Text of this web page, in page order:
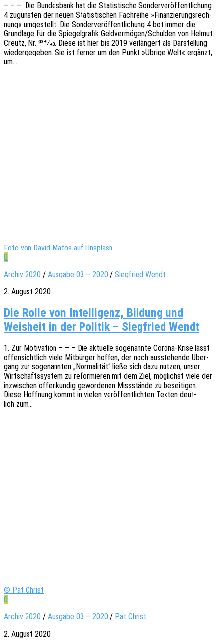
– – – Die Bundes­bank hat die Statis­ti­sche Sonder­ver­öf­fent­li­chung
4 zuguns­ten der neuen Statis­ti­schen Fach­rei­he »Finan­zie­rungs­rech­
nung« umge­stellt. Die Sonder­ver­öf­fent­li­chung 4 bot immer die
Grund­la­ge für die Spie­gel­gra­fik Geldvermögen/Schulden von Helmut
Creutz, Nr. 034⁄43. Diese ist hier bis 2019 verlän­gert als Darstel­lung
wieder­ge­ge­ben. Sie ist ferner um den Punkt »Übrige Welt« ergänzt,
um…
Foto von David Matos auf Unsplash
0
Archiv 2020 / Ausgabe 03 – 2020 / Siegfried Wendt
2. August 2020
Die Rolle von Intelligenz, Bildung und
Weisheit in der Politik – Siegfried Wendt
1. Zur Moti­va­ti­on – – – Die aktu­el­le soge­nann­te Corona-Krise lässt
offen­sicht­lich viele Mitbür­ger hoffen, der noch ausste­hen­de Über­
gang zur soge­nann­ten „Norma­li­tät“ ließe sich dazu nutzen, unser
Wirt­schafts­sys­tem zu refor­mie­ren mit dem Ziel, möglichst viele der
inzwi­schen offen­kun­dig gewor­de­nen Miss­stän­de zu besei­ti­gen.
Diese Hoff­nung kommt in vielen veröf­fent­lich­ten Texten deut­
lich zum…
© Pat Christ
0
Archiv 2020 / Ausgabe 03 – 2020 / Pat Christ
2. August 2020